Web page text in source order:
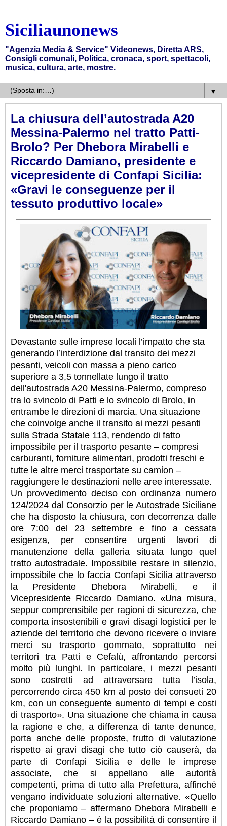
Siciliaunonews
"Agenzia Media & Service" Videonews, Diretta ARS,
Consigli comunali, Politica, cronaca, sport, spettacoli,
musica, cultura, arte, mostre.
▼
La chiusura dell’autostrada A20
Messina-Palermo nel tratto Patti-
Brolo? Per Dhebora Mirabelli e
Riccardo Damiano, presidente e
vicepresidente di Confapi Sicilia:
«Gravi le conseguenze per il
tessuto produttivo locale»
Devastante sulle imprese locali l’impatto che sta
generando l’interdizione dal transito dei mezzi
pesanti, veicoli con massa a pieno carico
superiore a 3,5 tonnellate lungo il tratto
dell'autostrada A20 Messina-Palermo, compreso
tra lo svincolo di Patti e lo svincolo di Brolo, in
entrambe le direzioni di marcia. Una situazione
che coinvolge anche il transito ai mezzi pesanti
sulla Strada Statale 113, rendendo di fatto
impossibile per il trasporto pesante – compresi
carburanti, forniture alimentari, prodotti freschi e
tutte le altre merci trasportate su camion –
raggiungere le destinazioni nelle aree interessate.
Un provvedimento deciso con ordinanza numero
124/2024 dal Consorzio per le Autostrade Siciliane
che ha disposto la chiusura, con decorrenza dalle
ore 7:00 del 23 settembre e fino a cessata
esigenza, per consentire urgenti lavori di
manutenzione della galleria situata lungo quel
tratto autostradale. Impossibile restare in silenzio,
impossibile che lo faccia Confapi Sicilia attraverso
la Presidente Dhebora Mirabelli, e il
Vicepresidente Riccardo Damiano. «Una misura,
seppur comprensibile per ragioni di sicurezza, che
comporta insostenibili e gravi disagi logistici per le
aziende del territorio che devono ricevere o inviare
merci su trasporto gommato, soprattutto nei
territori tra Patti e Cefalù, affrontando percorsi
molto più lunghi. In particolare, i mezzi pesanti
sono costretti ad attraversare tutta l’isola,
percorrendo circa 450 km al posto dei consueti 20
km, con un conseguente aumento di tempi e costi
di trasporto». Una situazione che chiama in causa
la ragione e che, a differenza di tante denunce,
porta anche delle proposte, frutto di valutazione
rispetto ai gravi disagi che tutto ciò causerà, da
parte di Confapi Sicilia e delle le imprese
associate, che si appellano alle autorità
competenti, prima di tutto alla Prefettura, affinché
vengano individuate soluzioni alternative. «Quello
che proponiamo – affermano Dhebora Mirabelli e
Riccardo Damiano – è la possibilità di consentire il